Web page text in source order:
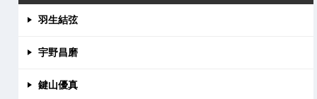
羽生結弦
宇野昌磨
鍵山優真